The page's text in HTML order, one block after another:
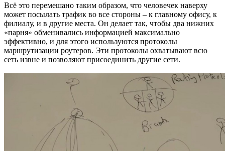
Всё это перемешано таким образом, что человечек наверху
может посылать трафик во все стороны – к главному офису, к
филиалу, и в другие места. Он делает так, чтобы два нижних
«парня» обменивались информацией максимально
эффективно, и для этого используются протоколы
маршрутизации роутеров. Эти протоколы охватывают всю
сеть извне и позволяют присоединить другие сети.